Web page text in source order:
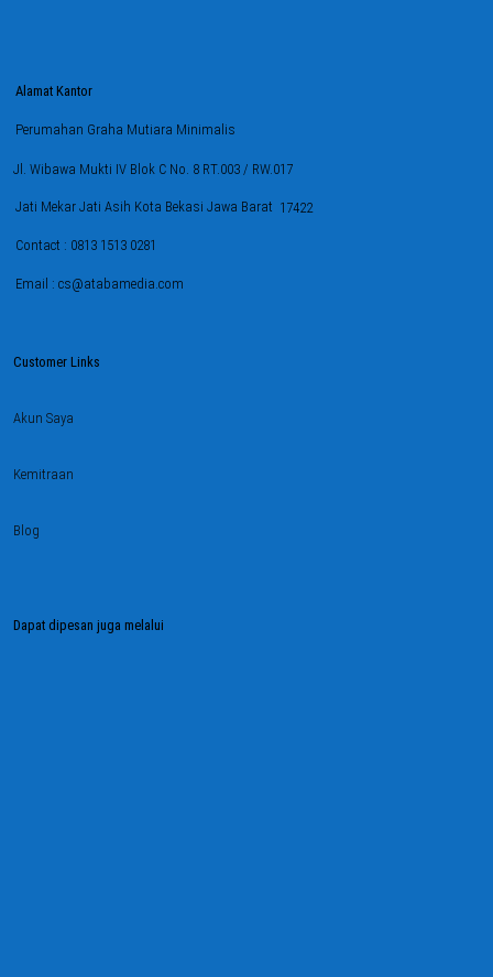
Alamat Kantor
Perumahan Graha Mutiara Minimalis
Jl. Wibawa Mukti IV Blok C No. 8 RT.003 / RW.017
Jati Mekar Jati Asih Kota Bekasi Jawa Barat 17422
Contact : 0813 1513 0281
Email : cs@atabamedia.com
Customer Links
Akun Saya
Kemitraan
Blog
Dapat dipesan juga melalui